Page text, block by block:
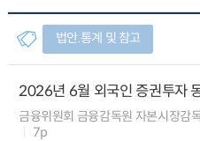
법안.통계 및 참고
2026년 6월 외국인 증권투자
금융위원회 금융감독원 자본시장감
7p